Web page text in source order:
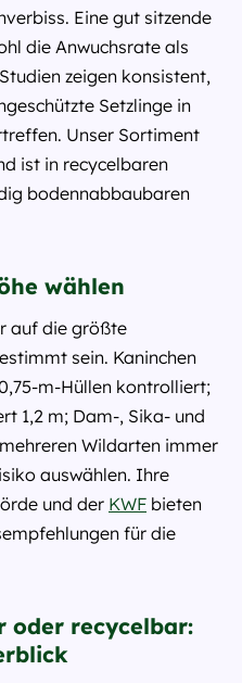
Eine gut sitzende
die Anwuchsrate als
zeigen konsistent,
Setzlinge in
Unser Sortiment
ist in recycelbaren
bodennabbaubaren
wählen
auf die größte
sein. Kaninchen
m-Hüllen kontrolliert;
1,2 m; Dam-, Sika- und
Wildarten immer
auswählen. Ihre
und der KWF bieten
für die
oder recycelbar: